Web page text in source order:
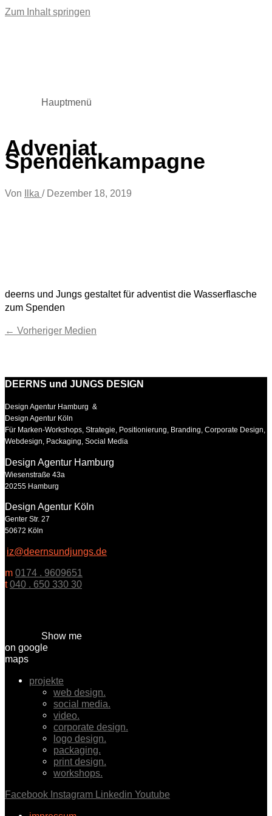
Zum Inhalt springen
Hauptmenü
Adveniat
Spendenkampagne
Von Ilka / Dezember 18, 2019
deerns und Jungs gestaltet für adventist die Wasserflasche
zum Spenden
← Vorheriger Medien
DEERNS und JUNGS DESIGN
Design Agentur Hamburg &
Design Agentur Köln
Für Marken-Workshops, Strategie, Positionierung, Branding, Corporate Design,
Webdesign, Packaging, Social Media
Design Agentur Hamburg
Wiesenstraße 43a
20255 Hamburg
Design Agentur Köln
Genter Str. 27
50672 Köln
iz@deernsundjungs.de
m 0174 . 9609651
t 040 . 650 330 30
Show me
on google
maps
projekte
web design.
social media.
video.
corporate design.
logo design.
packaging.
print design.
workshops.
Facebook Instagram Linkedin Youtube